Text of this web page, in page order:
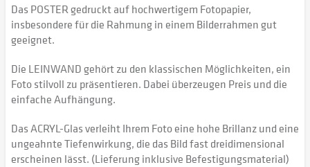
Das POSTER gedruckt auf hochwertigem Fotopapier,
insbesondere für die Rahmung in einem Bilderrahmen gut
geeignet.
Die LEINWAND gehört zu den klassischen Möglichkeiten, ein
Foto stilvoll zu präsentieren. Dabei überzeugen Preis und die
einfache Aufhängung.
Das ACRYL-Glas verleiht Ihrem Foto eine hohe Brillanz und eine
ungeahnte Tiefenwirkung, die das Bild fast dreidimensional
erscheinen lässt. (Lieferung inklusive Befestigungsmaterial)